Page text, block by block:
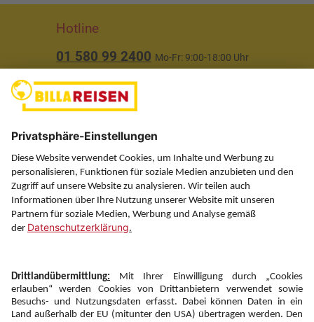
Hotline
01 580 99 2400 Mo-Fr: 9:00-18:00 Uhr
Über uns
Service
Information
Folgen Sie uns auf
Newsletter: